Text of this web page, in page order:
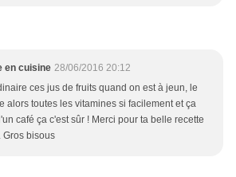
en cuisine 28/06/2016 20:12
ces jus de fruits quand on est à jeun, le
alors toutes les vitamines si facilement et ça
café ça c'est sûr ! Merci pour ta belle recette
Gros bisous